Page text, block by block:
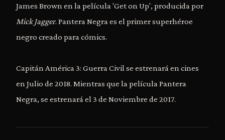
James Brown en la película 'Get on Up', producida por
Mick Jagger. Pantera Negra es el primer superhéroe
negro creado para cómics.
Capitán América 3: Guerra Civil se estrenará en cines
en Julio de 2018. Mientras que la película Pantera
Negra, se estrenará el 3 de Noviembre de 2017.